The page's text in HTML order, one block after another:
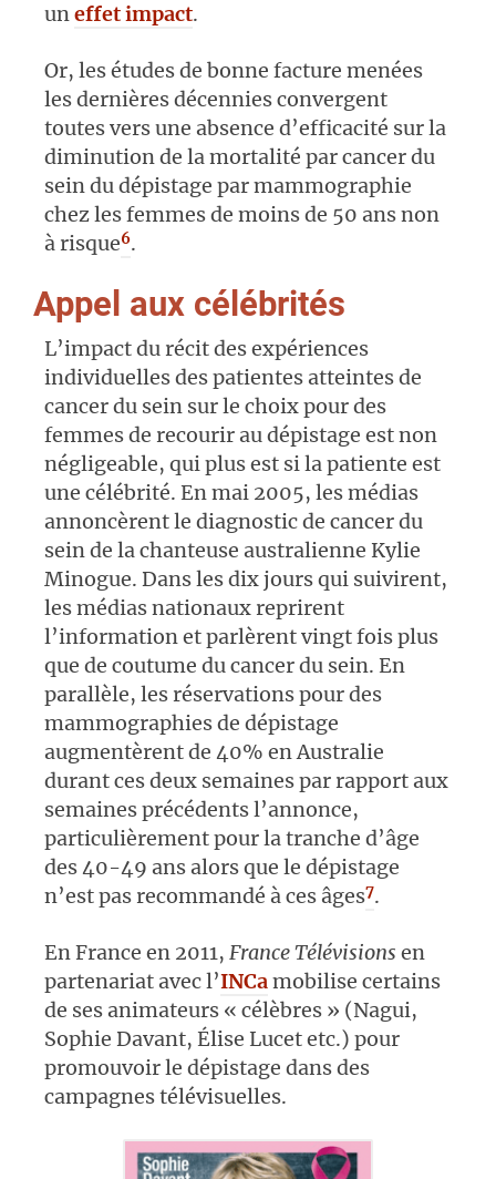
uneffet impact.
Or, les études de bonne facture menées
les dernières décennies convergent
toutes vers une absence d’efficacité sur la
diminution de la mortalité par cancer du
sein du dépistage par mammographie
chez les femmes de moins de 50 ans non
à risque6.
Appel aux célébrités
L’impact du récit des expériences
individuelles des patientes atteintes de
cancer du sein sur le choix pour des
femmes de recourir au dépistage est non
négligeable, qui plus est si la patiente est
une célébrité. En mai 2005, les médias
annoncèrent le diagnostic de cancer du
sein de la chanteuse australienne Kylie
Minogue. Dans les dix jours qui suivirent,
les médias nationaux reprirent
l’information et parlèrent vingt fois plus
que de coutume du cancer du sein. En
parallèle, les réservations pour des
mammographies de dépistage
augmentèrent de 40% en Australie
durant ces deux semaines par rapport aux
semaines précédents l’annonce,
particulièrement pour la tranche d’âge
des 40-49 ans alors que le dépistage
n’est pas recommandé à ces âges7.
En France en 2011, France Télévisions en
partenariat avec l’INCamobilise certains
de ses animateurs « célèbres » (Nagui,
Sophie Davant, Élise Lucet etc.) pour
promouvoir le dépistage dans des
campagnes télévisuelles.